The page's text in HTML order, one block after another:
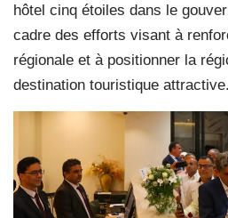
hôtel cinq étoiles dans le
cadre des efforts visant à
régionale et à positionner la
destination touristique attractive.